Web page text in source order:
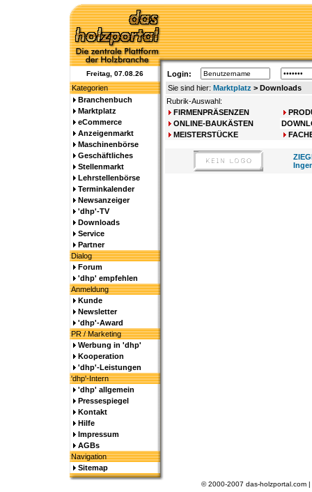
Freitag, 07.08.26
Login:
Kategorien
Sie sind hier: Marktplatz > Downloads
Branchenbuch
Marktplatz
eCommerce
Anzeigenmarkt
Maschinenbörse
Geschäftliches
Stellenmarkt
Lehrstellenbörse
Terminkalender
Newsanzeiger
'dhp'-TV
Downloads
Service
Partner
Dialog
Forum
'dhp' empfehlen
Anmeldung
Kunde
Newsletter
'dhp'-Award
PR / Marketing
Werbung in 'dhp'
Kooperation
'dhp'-Leistungen
'dhp'-Intern
'dhp' allgemein
Pressespiegel
Kontakt
Hilfe
Impressum
AGBs
Navigation
Sitemap
Rubrik-Auswahl:
FIRMENPRÄSENZEN
ONLINE-BAUKÄSTEN
MEISTERSTÜCKE
© 2000-2007 das-holzportal.com |